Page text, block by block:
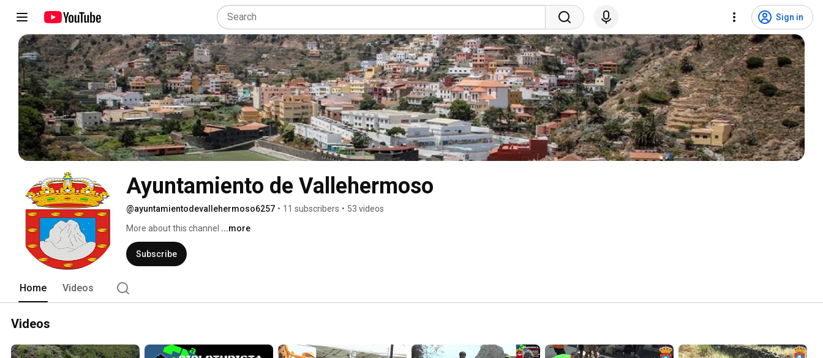
Sign in
Ayuntamiento de Vallehermoso
@ayuntamientodevallehermoso6257 • 11 subscribers • 53 videos
More about this channel ...more
Subscribe
Home Videos
Videos